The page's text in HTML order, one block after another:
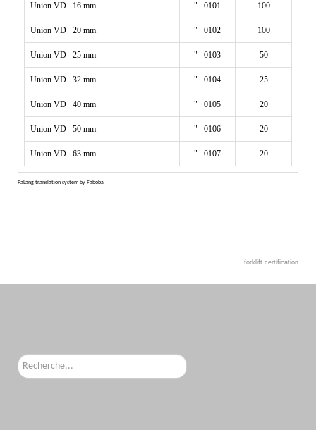
Union VD 16 mm " 0101 100
Union VD 20 mm " 0102 100
Union VD 25 mm " 0103 50
Union VD 32 mm " 0104 25
Union VD 40 mm " 0105 20
Union VD 50 mm " 0106 20
Union VD 63 mm " 0107 20
FaLang translation system by Faboba
forklift certification
Rechercher